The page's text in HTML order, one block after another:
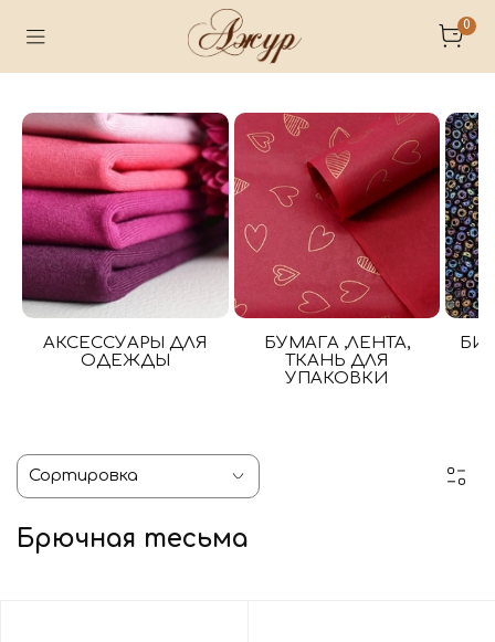
0
АКСЕССУАРЫ ДЛЯ
ОДЕЖДЫ
БУМАГА ,ЛЕНТА,
ТКАНЬ ДЛЯ
УПАКОВКИ
Брючная тесьма